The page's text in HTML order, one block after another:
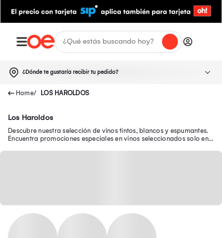
¿Dónde te gustaría recibir tu pedido?
LOS HAROLDOS
Los Haroldos
Descubre nuestra selección de vinos tintos, blancos y espumantes.
Encuentra promociones especiales en vinos seleccionados solo en